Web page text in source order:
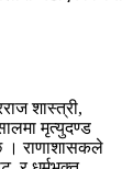
शास्त्री,
मृत्युदण्ड
। राणाशासकले